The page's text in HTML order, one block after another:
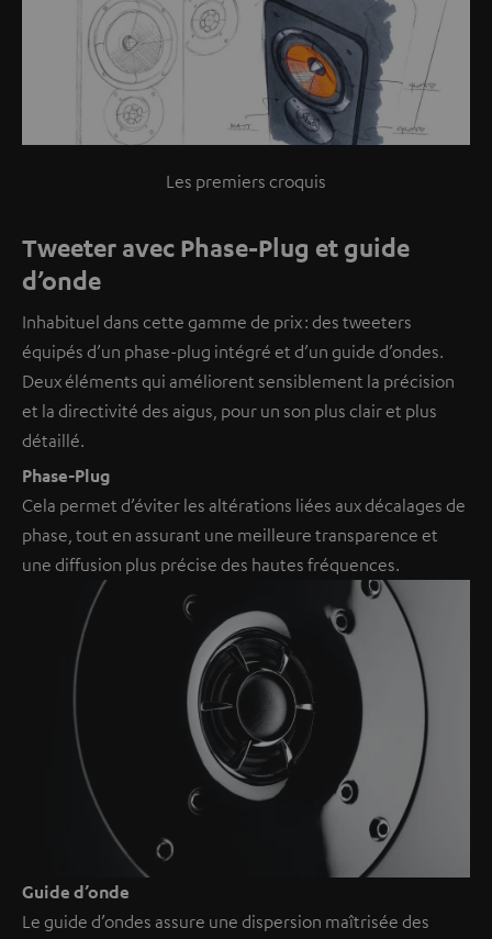
Les premiers croquis
Tweeter avec Phase-Plug et guide
d’onde
Inhabituel dans cette gamme de prix : des tweeters
équipés d’un phase-plug intégré et d’un guide d’ondes.
Deux éléments qui améliorent sensiblement la précision
et la directivité des aigus, pour un son plus clair et plus
détaillé.
Phase-Plug
Cela permet d’éviter les altérations liées aux décalages de
phase, tout en assurant une meilleure transparence et
une diffusion plus précise des hautes fréquences.
Guide d’onde
Le guide d’ondes assure une dispersion maîtrisée des